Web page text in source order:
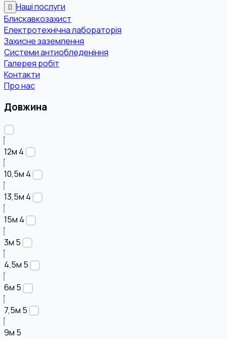
Наші послуги
Блискавкозахист
Електротехнічна лабораторія
Захисне заземлення
Системи антиобледеніння
Галерея робіт
Контакти
Про нас
Довжина
12м 4
10,5м 4
13,5м 4
15м 4
3м 5
4,5м 5
6м 5
7,5м 5
9м 5